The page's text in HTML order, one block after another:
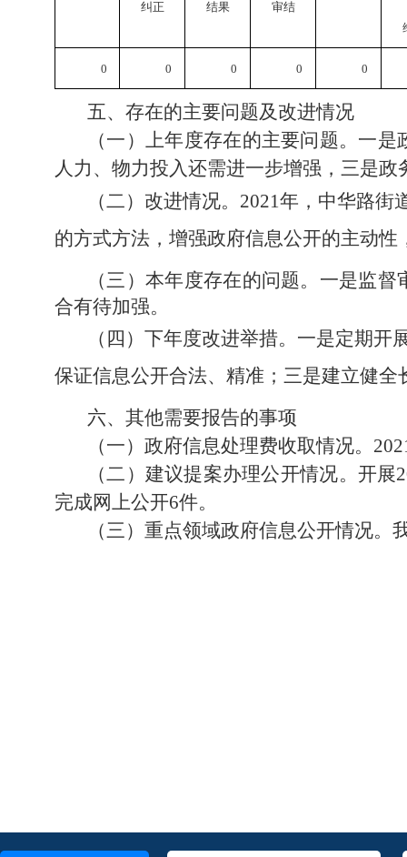
纠正 结果 审结
0 0 0 0 0
五、存在的主要问题及改进情况
（一）上年度存在的主要问题。 一是
人力、物力投入还需进一步增强， 三是政
（二）改进情况。 2021年，中华路街
的方式方法，增强政府信息公开的主动
（三） 本年度存在的问题。 一是监督
合有待加强。
（四）下年度改进举措。一是定期
保证信息公开合法、精准；三是建立健
六、其他需要报告的事项
（一）政府信息处理费收取情况。
（二）建议提案办理公开情况。开展
完成网上公开6件。
（三）重点领域政府信息公开情况。